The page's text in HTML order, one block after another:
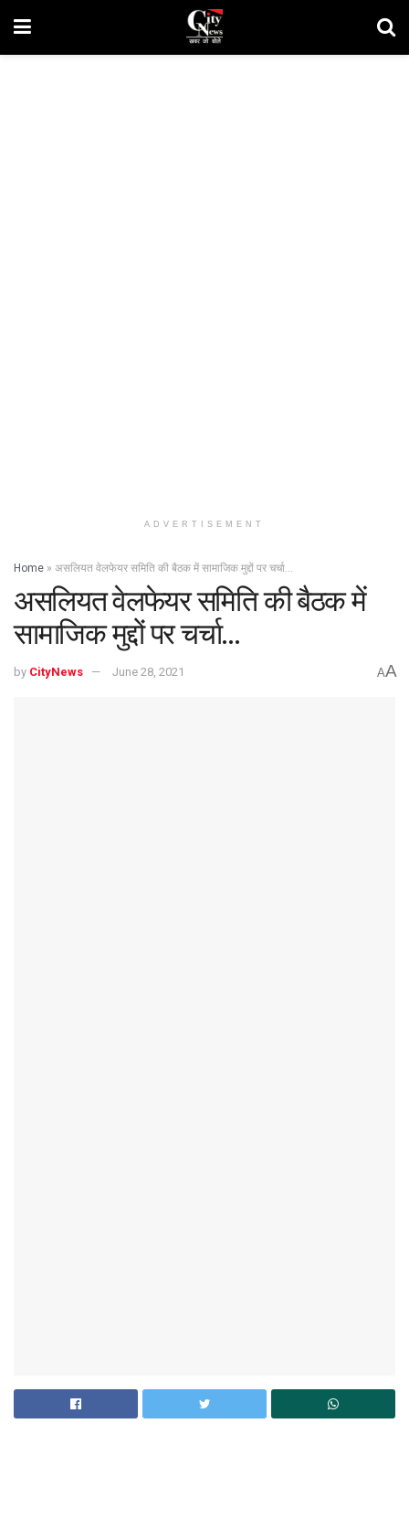
ADVERTISEMENT
Home » असलियत वेलफेयर समिति की बैठक में सामाजिक मुद्दों पर चर्चा…
असलियत वेलफेयर समिति की बैठक में
सामाजिक मुद्दों पर चर्चा…
by CityNews June 28, 2021 AA